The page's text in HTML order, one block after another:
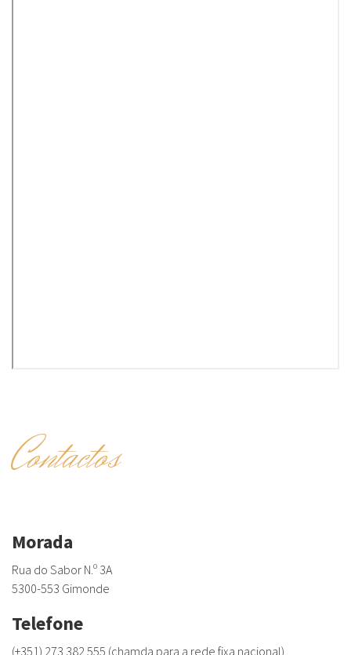
Contactos
Morada
Rua do Sabor N.º 3A
5300-553 Gimonde
Telefone
(+351) 273 382 555 (chamda para a rede fixa nacional)